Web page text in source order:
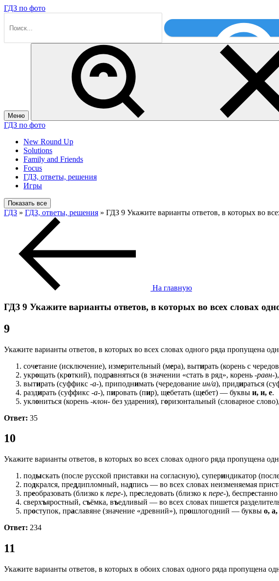
ГДЗ по фото
Меню
ГДЗ по фото
New Round Up
Solutions
Family and Friends
Focus
ГДЗ, ответы, решения
Игры
Показать все
ГДЗ » ГДЗ, ответы, решения » ГДЗ 9 Укажите варианты ответов, в которых во
На главную
ГДЗ 9 Укажите варианты ответов, в которых во всех словах
9
Укажите варианты ответов, в которых во всех словах одного ряда пропущена
сочетание (исключение), измерительный (мера), вытирать (корень с
укрощать (кроткий), подравняться (в значении «стать в ряд», корень -равн-
вытирать (суффикс -а-), приподнимать (чередование ин/а), придираться
раздирать (суффикс -а-), пировать (пир), щебетать (щебет) — буквы и, и, е.
уклониться (корень -клон- без ударения), горизонтальный (словарное
Ответ: 35
10
Укажите варианты ответов, в которых во всех словах одного ряда пропущена
подыскать (после русской приставки на согласную), супериндикатор
подкрался, преддипломный, надпись — во всех словах неизменяемая
преобразовать (близко к пере-), преследовать (близко к пере-), беспре
сверхъяростный, съёмка, въедливый — во всех словах пишется
проступок, праславяне (значение «древний»), прошлогодний — буквы о, а,
Ответ: 234
11
Укажите варианты ответов, в которых в обоих словах одного ряда пропущена